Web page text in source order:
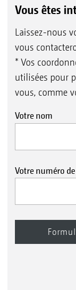
Vous êtes
Laissez-nous
vous
* Vos
utilisées pour
vous, comme
Votre nom
Votre numéro